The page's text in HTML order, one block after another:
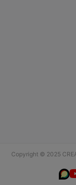
Copyright © 2025